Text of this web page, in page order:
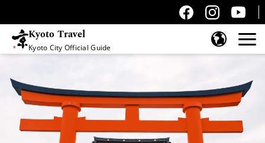
Kyoto Travel
Kyoto City Official Guide
Saltar al contenido